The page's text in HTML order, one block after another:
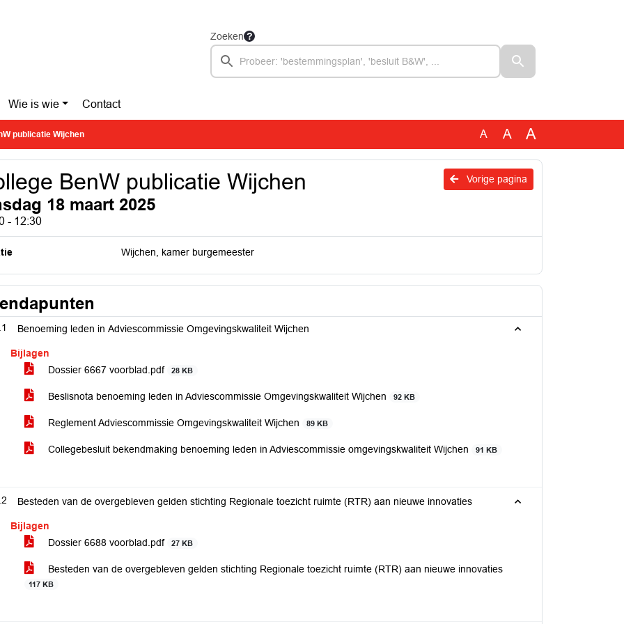
Zoeken
Wie is wie Contact
publicatie Wijchen A A A
Vorige pagina
BenW publicatie Wijchen
18 maart 2025
- 12:30
Wijchen, kamer burgemeester
Benoeming leden in Adviescommissie Omgevingskwaliteit Wijchen
Bijlagen
Dossier 6667 voorblad.pdf
28 KB
Beslisnota benoeming leden in Adviescommissie Omgevingskwaliteit Wijchen 92 KB
Reglement Adviescommissie Omgevingskwaliteit Wijchen 89 KB
Collegebesluit bekendmaking benoeming leden in Adviescommissie omgevingskwaliteit Wijchen 91 KB
Besteden van de overgebleven gelden stichting Regionale toezicht ruimte (RTR) aan nieuwe innovaties
Bijlagen
Dossier 6688 voorblad.pdf
27 KB
Besteden van de overgebleven gelden stichting Regionale toezicht ruimte (RTR) aan nieuwe innovaties
117 KB